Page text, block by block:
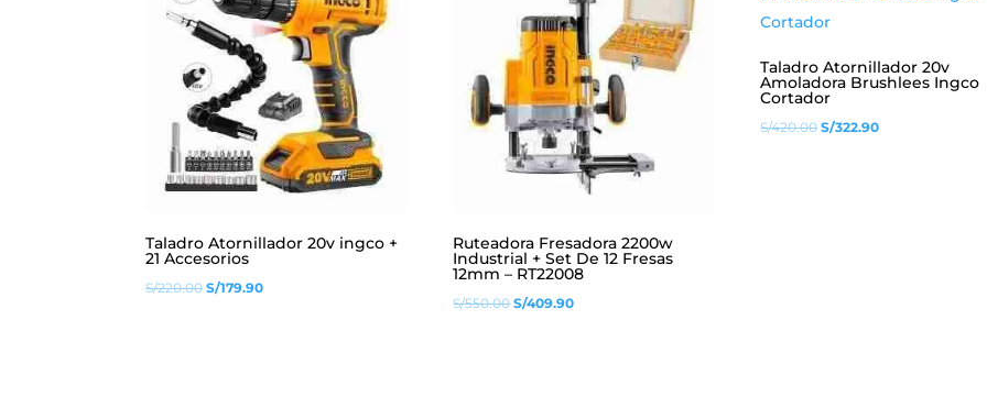
Taladro Atornillador 20v ingco +
21 Accesorios
S/220.00 El
S/179.90El
Ruteadora Fresadora 2200w
Industrial + Set De 12 Fresas
12mm – RT22008
S/550.00 El
S/409.90El
Taladro Atornillador 20v
Amoladora Brushlees Ingco
Cortador
S/420.00El
S/322.90El